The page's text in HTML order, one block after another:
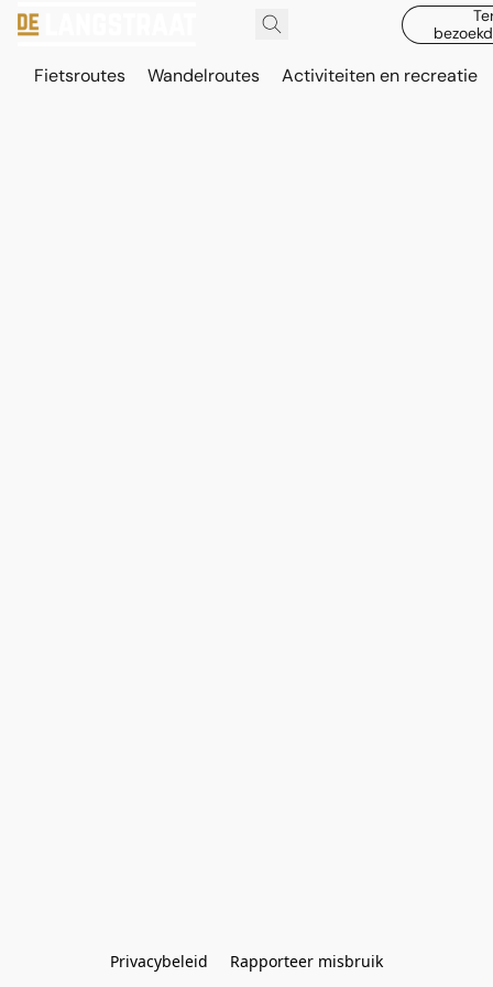
Fietsroutes Wandelroutes Activiteiten en recreatie
Privacybeleid Rapporteer misbruik